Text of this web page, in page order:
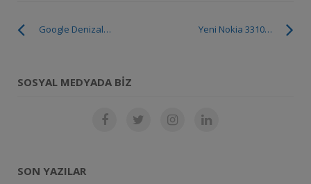
Yeni Nokia 3310 Siparişlerde Şaşırttı
Google Denizaltında 26 TBPS’lik Kablo
SOSYAL MEDYADA BIZ
SON YAZILAR